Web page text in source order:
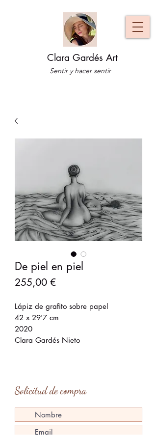
Clara Gardés Art
Sentir y hacer sentir
De piel en piel
255,00 €Precio
Lápiz de grafito sobre papel
42 x 29'7 cm
2020
Clara Gardés Nieto
Solicitud de compra